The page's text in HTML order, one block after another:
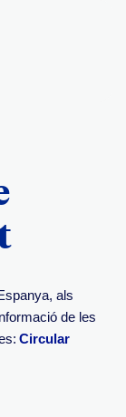
als
de les
Circular